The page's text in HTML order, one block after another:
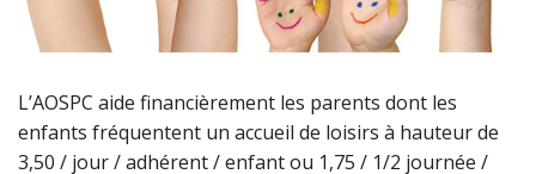
L’AOSPC aide financièrement les parents dont les
enfants fréquentent un accueil de loisirs à hauteur de
3,50 / jour / adhérent / enfant ou 1,75 / 1/2 journée /